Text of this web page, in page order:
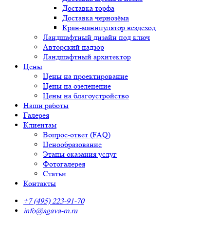
Доставка торфа
Доставка чернозёма
Кран-манипулятор вездеход
Ландшафтный дизайн под ключ
Авторский надзор
Ландшафтный архитектор
Цены
Цены на проектирование
Цены на озеленение
Цены на благоустройство
Наши работы
Галерея
Клиентам
Вопрос-ответ (FAQ)
Ценообразование
Этапы оказания услуг
Фотогалерея
Статьи
Контакты
+7 (495) 223-91-70
info@agava-m.ru